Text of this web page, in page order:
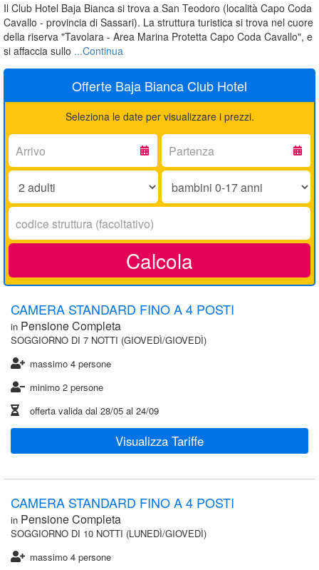
Il Club Hotel Baja Bianca si trova a San Teodoro (località Capo Coda
Cavallo - provincia di Sassari). La struttura turistica si trova nel cuore
della riserva "Tavolara - Area Marina Protetta Capo Coda Cavallo", e
si affaccia sullo ...Continua
Offerte Baja Bianca Club Hotel
Seleziona le date per visualizzare i prezzi.
Arrivo:
Partenza:
Adulti:
Bambini
17
Codice
struttura:
Calcola
CAMERA STANDARD FINO A 4 POSTI
in Pensione Completa
SOGGIORNO DI 7 NOTTI (GIOVEDÌ/GIOVEDÌ)
massimo 4 persone
minimo 2 persone
offerta valida dal 28/05 al 24/09
Visualizza Tariffe
CAMERA STANDARD FINO A 4 POSTI
in Pensione Completa
SOGGIORNO DI 10 NOTTI (LUNEDÌ/GIOVEDÌ)
massimo 4 persone